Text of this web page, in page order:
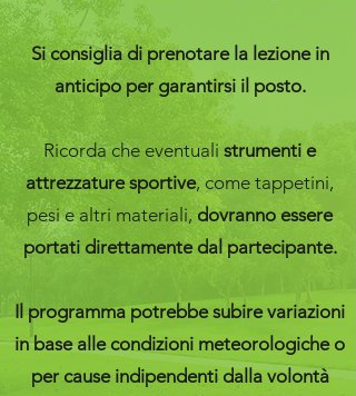
Si consiglia di prenotare la lezione in
anticipo per garantirsi il posto.
Ricorda che eventuali strumenti e
attrezzature sportive, come tappetini,
pesi e altri materiali, dovranno essere
portati direttamente dal partecipante.
Il programma potrebbe subire variazioni
in base alle condizioni meteorologiche o
per cause indipendenti dalla volontà